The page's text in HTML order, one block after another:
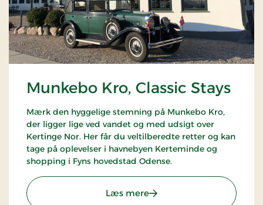
Munkebo Kro, Classic Stays
Mærk den hyggelige stemning på Munkebo Kro,
der ligger lige ved vandet og med udsigt over
Kertinge Nor. Her får du veltilberedte retter og kan
tage på oplevelser i havnebyen Kerteminde og
shopping i Fyns hovedstad Odense.
Læs mere: Munkebo Kro, Classic